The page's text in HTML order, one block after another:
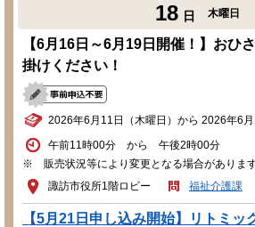
18 日 木曜日
【6月16日～6月19日開催！】おひ
掛けください！
2026年6月11日（木曜日）から 2026年6
午前11時00分 から 午後2時00分
※ 販売状況等により変更となる場合があります
諏訪市役所1階ロビー
福祉介護課
【5月21日申し込み開始】リトミッ